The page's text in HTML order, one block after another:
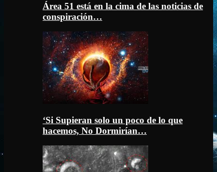
Área 51 está en la cima de las noticias de
conspiración…
‘Si Supieran solo un poco de lo que
hacemos, No Dormirían…